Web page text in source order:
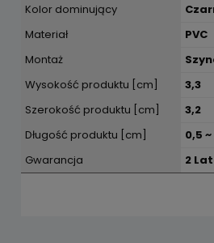
Kolor dominujący
Materiał
PVC
Montaż
Wysokość produktu [cm]
3,3
Szerokość produktu [cm]
3,2
Długość produktu [cm]
0,5 ~
Gwarancja
2